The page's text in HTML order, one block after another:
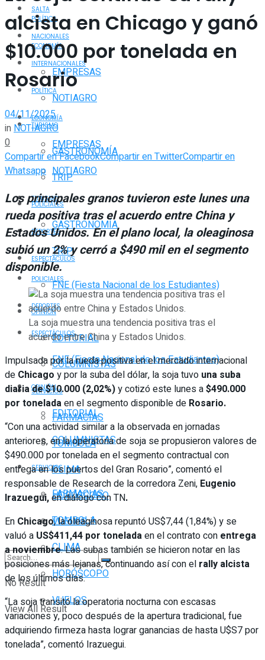
POLÍTICA
ECONOMÍA
EMPRESAS
NOTIAGRO
TURISMO
GASTRONOMÍA
TRIP
POLICIALES
DEPORTES
ESPECTÁCULOS
FNE (Fiesta Nacional de los Estudiantes)
OPINIÓN
EDITORIAL
COLUMNISTAS
SERVICIOS
FARMACIAS
TOMBOLA
CLIMA
HORÓSCOPO
VUELOS
No Result
View All Result
SALTA
NACIONALES
INTERNACIONALES
POLÍTICA
ECONOMÍA
EMPRESAS
NOTIAGRO
TURISMO
GASTRONOMÍA
TRIP
POLICIALES
DEPORTES
ESPECTÁCULOS
FNE (Fiesta Nacional de los Estudiantes)
OPINIÓN
EDITORIAL
COLUMNISTAS
SERVICIOS
FARMACIAS
TOMBOLA
CLIMA
HORÓSCOPO
VUELOS
alcista en Chicago y ganó
$10.000 por tonelada en
Rosario
04/11/2025
inNOTIAGRO
0
Compartir en FacebookCompartir en TwitterCompartir en
Whatsapp
Los principales granos tuvieron este lunes una
rueda positiva tras el acuerdo entre China y
Estados Unidos. En el plano local, la oleaginosa
subió un 2% y cerró a $490 mil en el segmento
disponible.
La soja muestra una tendencia positiva tras el
acuerdo entre China y Estados Unidos.
Impulsada por la rueda positiva en el mercado internacional
de Chicago y por la suba del dólar, la soja tuvo una suba
diaria de $10.000 (2,02%)y cotizó este lunes a$490.000
por toneladaen el segmento disponible de Rosario.
“Con una actividad similar a la observada en jornadas
anteriores, en la operatoria de soja se propusieron valores de
$490.000 por tonelada en el segmento contractual con
entrega en los puertos del Gran Rosario”, comentó el
responsable de Research de la corredora Zeni, Eugenio
Irazuegui,en diálogo con TN.
En Chicago, la oleaginosa repuntó US$7,44 (1,84%) y se
valuó a US$411,44 por toneladaen el contrato con entrega
a noviembre. Las subas también se hicieron notar en las
posiciones más lejanas, continuando así con el rally alcista
de los últimos días.
“La soja transitó la operatoria nocturna con escasas
variaciones y, poco después de la apertura tradicional, fue
adquiriendo firmeza hasta lograr ganancias de hasta U$S7 por
tonelada”, comentó Irazuegui.